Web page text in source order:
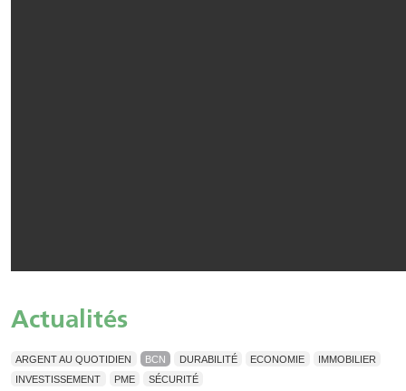
Actualités
ARGENT AU QUOTIDIEN BCN DURABILITÉ ECONOMIE
IMMOBILIER
INVESTISSEMENT
PME SÉCURITÉ